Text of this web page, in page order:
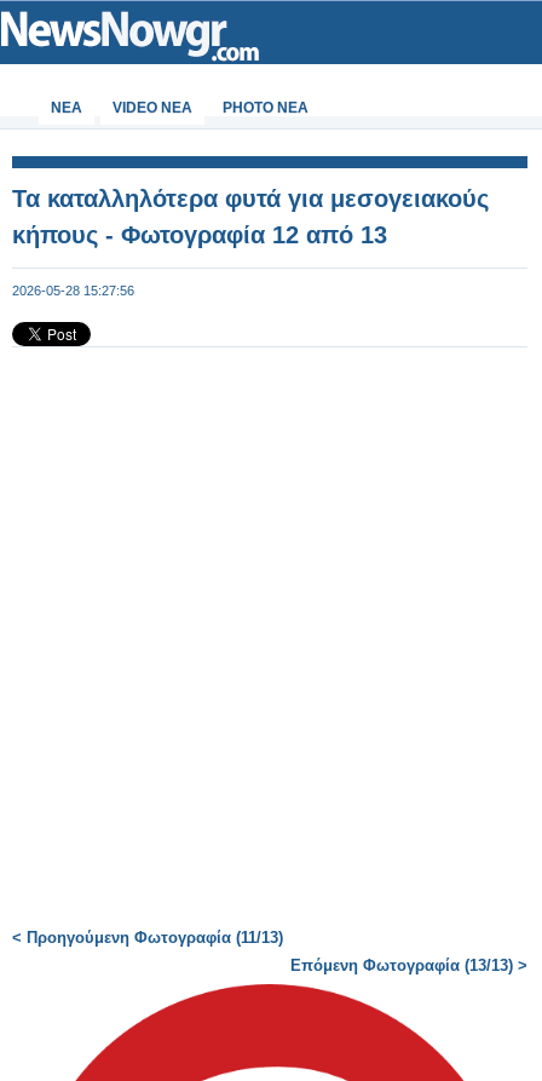
ΝΕΑ VIDEO NEA PHOTO NEA
Τα καταλληλότερα φυτά για μεσογειακούς
κήπους - Φωτογραφία 12 από 13
2026-05-28 15:27:56
< Προηγούμενη Φωτογραφία (11/13)
Επόμενη Φωτογραφία (13/13) >